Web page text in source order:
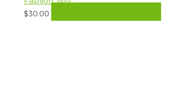
$30.00